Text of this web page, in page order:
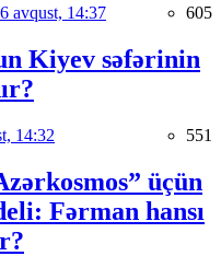
avqust, 14:37 605
Kiyev səfərinin
14:32 551
üçün
Fərman hansı